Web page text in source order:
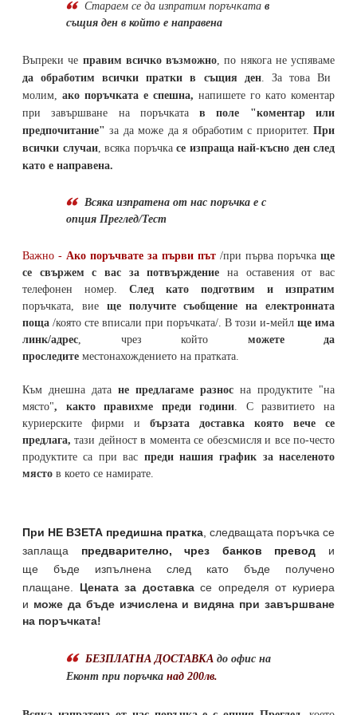
Стараем се да изпратим поръчката в
същия ден в който е направена
Въпреки че правим всичко възможно, по някога не успяваме
да обработим всички пратки в същия ден. За това Ви
молим, ако поръчката е спешна, напишете го като коментар
при завършване на поръчкатав поле "коментар или
предпочитание" за да може да я обработим с приоритет. При
всички случаи, всяка поръчка се изпраща най-късно ден след
като е направена.
Всяка изпратена от нас поръчка е с
опция Преглед/Тест
Важно - Ако поръчвате за първи път /при първа поръчка ще
се свържем с вас за потвърждение на оставения от вас
телефонен номер. След като подготвим и изпратим
поръчката, вие ще получите съобщение на електронната
поща /която сте вписали при поръчката/. В този и-мейл ще има
линк/адрес, чрез който можете да
проследите местонахождението на пратката.
Към днешна дата не предлагаме разнос на продуктите "на
място", както правихме преди години. С развитието на
куриерските фирми и бързата доставка която вече се
предлага, тази дейност в момента се обезсмисля и все по-често
продуктите са при вас преди нашия график за населеното
място в което се намирате.
При НЕ ВЗЕТА предишна пратка, следващата поръчка се
заплаща предварително, чрез банков превод и
ще бъде изпълнена след като бъде получено
плащане. Цената за доставкасе определя от куриера
и може да бъде изчислена и видяна при завършване
на поръчката!
БЕЗПЛАТНА ДОСТАВКА до офис на
Еконт при поръчка над 200лв.